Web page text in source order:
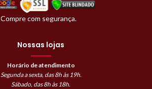
Compre com segurança.
Nossas lojas
Horário de atendimento
Segunda a sexta, das 8h às 19h.
Sábado, das 8h às 18h.